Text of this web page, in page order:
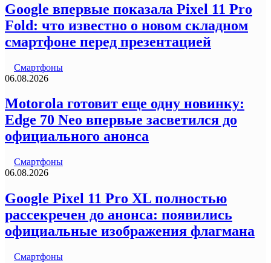
Google впервые показала Pixel 11 Pro
Fold: что известно о новом складном
смартфоне перед презентацией
Смартфоны
06.08.2026
Motorola готовит еще одну новинку:
Edge 70 Neo впервые засветился до
официального анонса
Смартфоны
06.08.2026
Google Pixel 11 Pro XL полностью
рассекречен до анонса: появились
официальные изображения флагмана
Смартфоны